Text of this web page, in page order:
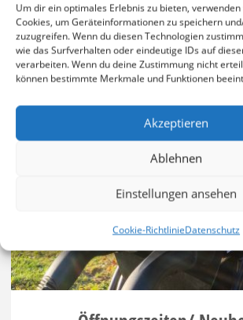
Um dir ein optimales Erlebnis zu bieten,
Cookies, um Geräteinformationen zu speichern
zuzugreifen. Wenn du diesen Technologien
wie das Surfverhalten oder eindeutige IDs auf
verarbeiten. Wenn du deine Zustimmung nicht
können bestimmte Merkmale und Funktionen
Akzeptieren
Ablehnen
Einstellungen ansehen
Cookie-RichtlinieDatenschutz